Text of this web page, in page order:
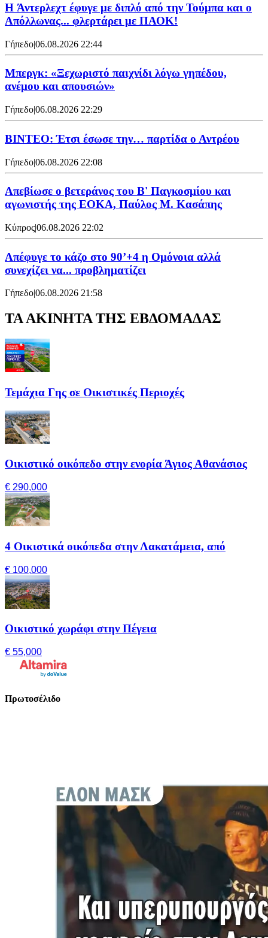
H Άντερλεχτ έφυγε με διπλό από την Τούμπα και ο
Απόλλωνας... φλερτάρει με ΠΑΟΚ!
Γήπεδο|06.08.2026 22:44
Μπεργκ: «Ξεχωριστό παιχνίδι λόγω γηπέδου,
ανέμου και απουσιών»
Γήπεδο|06.08.2026 22:29
ΒΙΝΤΕΟ: Έτσι έσωσε την… παρτίδα ο Αντρέου
Γήπεδο|06.08.2026 22:08
Απεβίωσε ο βετεράνος του Β' Παγκοσμίου και
αγωνιστής της ΕΟΚΑ, Παύλος Μ. Κασάπης
Κύπρος|06.08.2026 22:02
Απέφυγε το κάζο στο 90’+4 η Ομόνοια αλλά
συνεχίζει να... προβληματίζει
Γήπεδο|06.08.2026 21:58
ΤΑ ΑΚΙΝΗΤΑ ΤΗΣ ΕΒΔΟΜΑΔΑΣ
Τεμάχια Γης σε Οικιστικές Περιοχές
Οικιστικό οικόπεδο στην ενορία Άγιος Αθανάσιος
€ 290,000
4 Οικιστικά οικόπεδα στην Λακατάμεια, από
€ 100,000
Οικιστικό χωράφι στην Πέγεια
€ 55,000
Πρωτοσέλιδο